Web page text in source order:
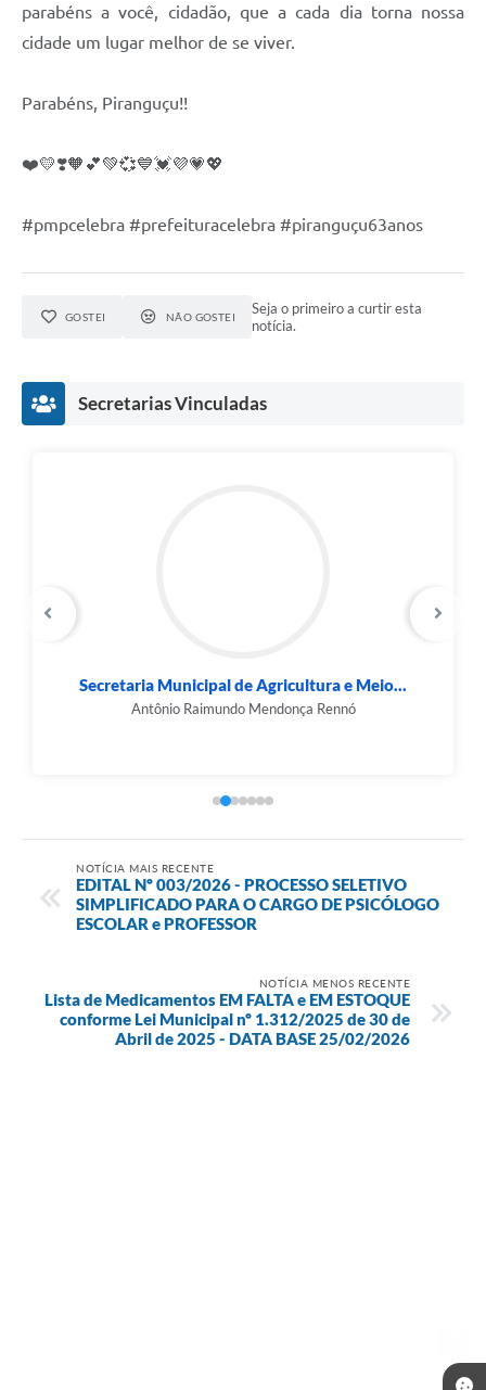
parabéns a você, cidadão, que a cada dia torna nossa
cidade um lugar melhor de se viver.
Parabéns, Piranguçu!!
❤️💛❣️🧡💕💚💞💙💓💜💗💖
#pmpcelebra #prefeituracelebra #piranguçu63anos
GOSTEI NÃO GOSTEI
Seja o primeiro a curtir esta
notícia.
Secretarias Vinculadas
Secretaria Municipal de Agricultura e Meio...
Antônio Raimundo Mendonça Rennó
NOTÍCIA MAIS RECENTE
EDITAL Nº 003/2026 - PROCESSO SELETIVO
SIMPLIFICADO PARA O CARGO DE PSICÓLOGO
ESCOLAR e PROFESSOR
NOTÍCIA MENOS RECENTE
Lista de Medicamentos EM FALTA e EM ESTOQUE
conforme Lei Municipal nº 1.312/2025 de 30 de
Abril de 2025 - DATA BASE 25/02/2026